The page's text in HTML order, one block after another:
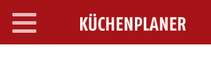
Toggle
navigation